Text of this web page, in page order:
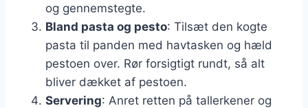
og gennemstegte.
Bland pasta og pesto: Tilsæt den kogte
pasta til panden med havtasken og hæld
pestoen over. Rør forsigtigt rundt, så alt
bliver dækket af pestoen.
Servering: Anret retten på tallerkener og